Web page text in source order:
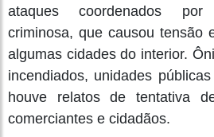
ataques coordenados
criminosa, que causou tensão
algumas cidades do interior.
incendiados, unidades
houve relatos de tentativa
comerciantes e cidadãos.